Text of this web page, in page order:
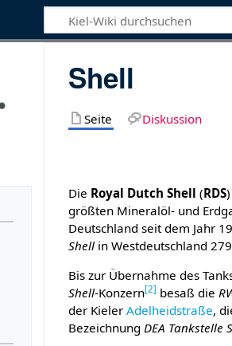
Shell
Seite Diskussion
Die Royal Dutch Shell (RDS
größten Mineralöl- und
Deutschland seit dem Jahr
Shell in Westdeutschland
Bis zur Übernahme des
Shell-Konzern[2] besaß die
der KielerAdelheidstraße,
Bezeichnung DEA Tankstelle